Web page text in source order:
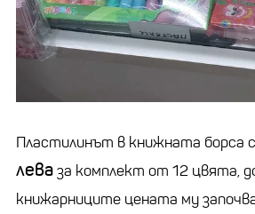
Пластилинът в книжната борса
леваза комплект от 12 цвята,
книжарниците цената му